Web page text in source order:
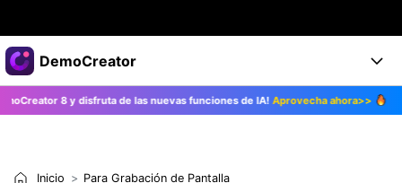
Productos destacados
Creatividad digital con AIGC
Utilidades
Empresas
DemoCreator
Productos
8 y disfruta de las nuevas funciones de IA!Aprovecha ahora>>
Inicio
Para Grabación de Pantalla